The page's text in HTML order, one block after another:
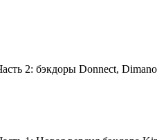
2: бэкдоры Donnect,